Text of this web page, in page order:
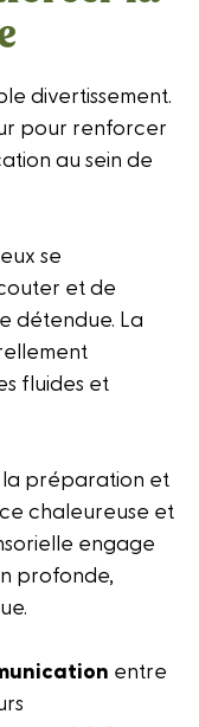
divertissement.
pour renforcer
au sein de
se
et de
détendue. La
fluides et
la préparation et
chaleureuse et
engage
profonde,
entre